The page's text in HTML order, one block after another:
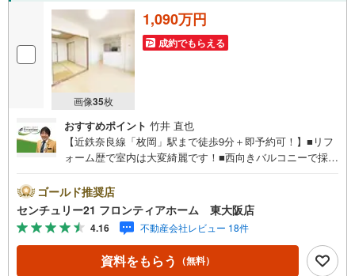
画像35枚
1,090万円
成約でもらえる
おすすめポイント 竹井 直也
【近鉄奈良線「枚岡」駅まで徒歩9分＋即予約可！】■リフ
ォーム歴で室内は大変綺麗です！■西向きバルコニーで採光
など周辺環境も充実 リフォーム内容（2019年4月実施）・
システムキッチン新調・浴室ユニットバス新調・温水洗浄
便座付トイレ新調・洗面化粧台新調・クロス貼替え、給湯
器新調 立地・枚岡西小学校まで徒歩約6分（約460m）・枚
岡中学校まで徒歩約7分（約550m） 弊社が選ばれる理由 1.
お金の扱い方のプロ、ファイナンシャルプランナーが資金
ゴールド推奨店
センチュリー21 フロンティアホーム 東大阪店
4.16 不動産会社レビュー 18件
資料をもらう （無料）